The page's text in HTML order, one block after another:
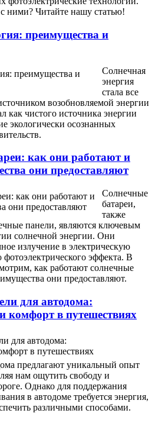
с ними? Читайте нашу статью!
преимущества и
Солнечная
энергия
стала все
возобновляемой энергии
как чистого источника энергии
экологически осознанных
как они работают и
они предоставляют
Солнечные
батареи,
также
панели, являются ключевым
солнечной энергии. Они
излучение в электрическую
эффекта. В
как работают солнечные
они предоставляют.
для автодома:
комфорт в путешествиях
предлагают уникальный опыт
нам ощутить свободу и
Однако для поддержания
в автодоме требуется энергия,
различными способами.